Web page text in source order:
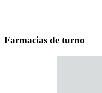
Farmacias de turno